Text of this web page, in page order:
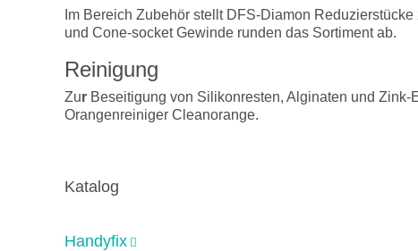
Im Bereich Zubehör stellt DFS-Diamon
und Cone-socket Gewinde runden das Sortiment ab.
Reinigung
Zur Beseitigung von Silikonresten, Alginaten und
Orangenreiniger Cleanorange.
Katalog
Handyfix